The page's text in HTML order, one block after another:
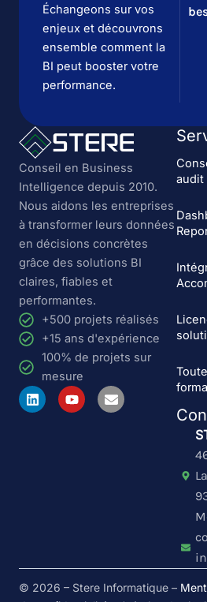
Échangeons sur vos
enjeux et découvrons
ensemble comment la
BI peut booster votre
performance.
Conseil en Business
Intelligence depuis 2010.
Nous aidons les entreprises
à transformer leurs données
en décisions concrètes
grâce des solutions BI
claires, fiables et
performantes.
+500 projets réalisés
+15 ans d'expérience
100% de projets sur
mesure
L
i
Y
o
E
n
audit
© 2026 – Stere Informatique –